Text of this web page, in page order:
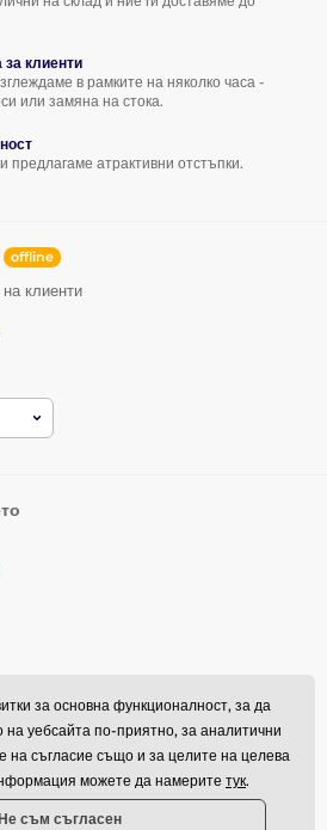
клиенти
в рамките на няколко часа -
или замяна на стока.
предлагаме атрактивни отстъпки.
offline
клиенти
за основна функционалност, за да
уебсайта по-приятно, за аналитични
на съгласие също и за целите на целева
можете да намерите тук.
съм съгласен